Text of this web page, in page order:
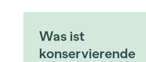
Was ist
konservierende